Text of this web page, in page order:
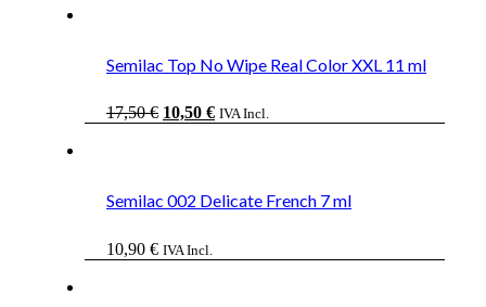
Semilac Top No Wipe Real Color XXL 11 ml
17,50€ El
10,50 €ElIVA Incl.
Semilac 002 Delicate French 7 ml
10,90 € IVA Incl.